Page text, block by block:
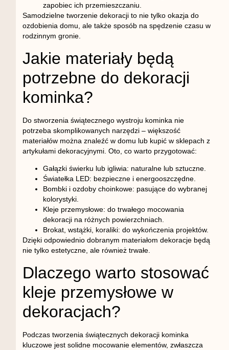
zapobiec ich przemieszczaniu.
Samodzielne tworzenie dekoracji to nie tylko okazja do
ozdobienia domu, ale także sposób na spędzenie czasu w
rodzinnym gronie.
Jakie materiały będą
potrzebne do dekoracji
kominka?
Do stworzenia świątecznego wystroju kominka nie
potrzeba skomplikowanych narzędzi – większość
materiałów można znaleźć w domu lub kupić w sklepach z
artykułami dekoracyjnymi. Oto, co warto przygotować:
Gałązki świerku lub igliwia: naturalne lub sztuczne.
Światełka LED: bezpieczne i energooszczędne.
Bombki i ozdoby choinkowe: pasujące do wybranej
kolorystyki.
Kleje przemysłowe: do trwałego mocowania
dekoracji na różnych powierzchniach.
Brokat, wstążki, koraliki: do wykończenia projektów.
Dzięki odpowiednio dobranym materiałom dekoracje będą
nie tylko estetyczne, ale również trwałe.
Dlaczego warto stosować
kleje przemysłowe w
dekoracjach?
Podczas tworzenia świątecznych dekoracji kominka
kluczowe jest solidne mocowanie elementów, zwłaszcza